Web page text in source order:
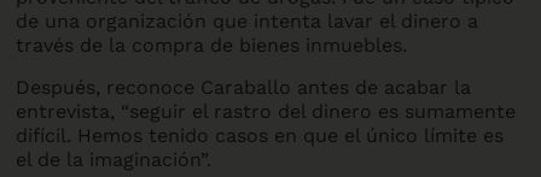
de una organización que intenta lavar el dinero a
través de la compra de bienes inmuebles.
Después, reconoce Caraballo antes de acabar la
entrevista, “seguir el rastro del dinero es sumamente
difícil. Hemos tenido casos en que el único límite es
el de la imaginación”.